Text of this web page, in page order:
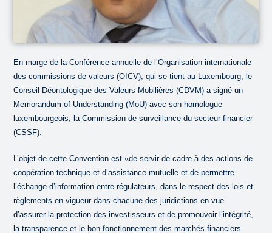
En marge de la Conférence annuelle de l’Organisation internationale
des commissions de valeurs (OICV), qui se tient au Luxembourg, le
Conseil Déontologique des Valeurs Mobilières (CDVM) a signé un
Memorandum of Understanding (MoU) avec son homologue
luxembourgeois, la Commission de surveillance du secteur financier
(CSSF).
L’objet de cette Convention est «de servir de cadre à des actions de
coopération technique et d’assistance mutuelle et de permettre
l’échange d’information entre régulateurs, dans le respect des lois et
règlements en vigueur dans chacune des juridictions en vue
d’assurer la protection des investisseurs et de promouvoir l’intégrité,
la transparence et le bon fonctionnement des marchés financiers